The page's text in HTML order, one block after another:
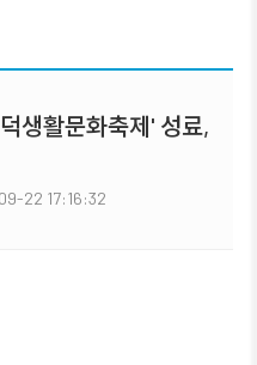
생활문화축제' 성료,
22 17:16:32